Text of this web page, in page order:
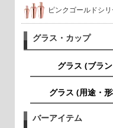
ピンクゴールドシ
グラス・カップ
グラス (ブラ
グラス (用途・
バーアイテム